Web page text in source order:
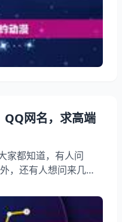
简约大方型的，希望能
漫 求这种风格的动漫
好看的动漫头像，不
i
QQ网名，求高端
家都知道，有人问
，还有人想问来几个
用，是学生，…，你
大气上档次的名字（女
，求高端大气上档